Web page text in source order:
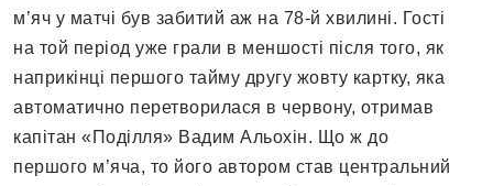
м’яч у матчі був забитий аж на 78-й хвилині. Гості
на той період уже грали в меншості після того, як
наприкінці першого тайму другу жовту картку, яка
автоматично перетворилася в червону, отримав
капітан «Поділля» Вадим Альохін. Що ж до
першого м’яча, то його автором став центральний